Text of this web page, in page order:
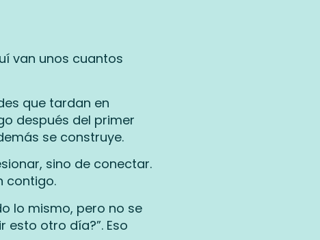
van unos cuantos
que tardan en
después del primer
se construye.
sino de conectar.
contigo.
lo mismo, pero no se
esto otro día?”. Eso